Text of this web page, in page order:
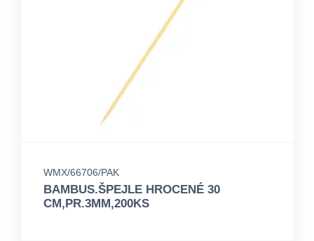
WMX/66706/PAK
BAMBUS.ŠPEJLE HROCENÉ 30
CM,PR.3MM,200KS